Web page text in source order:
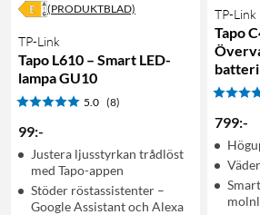
(PRODUKTBLAD)
TP-Link
Tapo L610 – Smart LED-
lampa GU10
5.0 (8)
99:-
Justera ljusstyrkan trådlöst
med Tapo-appen
Stöder röstassistenter –
Google Assistant och Alexa
TP-Link
Tapo
batteri
799:-